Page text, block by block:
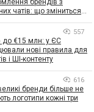
брендів з
чатів: що зміниться
557
до €15 млн: у ЄС
нові правила для
і ШІ-контенту
616
бренди більше не
логотипи кожні три